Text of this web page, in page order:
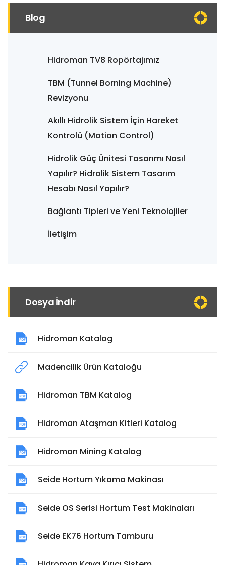
Blog
Hidroman TV8 Ropörtajımız
TBM (Tunnel Borning Machine)
Revizyonu
Akıllı Hidrolik Sistem İçin Hareket
Kontrolü (Motion Control)
Hidrolik Güç Ünitesi Tasarımı Nasıl
Yapılır? Hidrolik Sistem Tasarım
Hesabı Nasıl Yapılır?
Bağlantı Tipleri ve Yeni Teknolojiler
İletişim
Dosya İndir
Hidroman Katalog
Madencilik Ürün Kataloğu
Hidroman TBM Katalog
Hidroman Ataşman Kitleri Katalog
Hidroman Mining Katalog
Seide Hortum Yıkama Makinası
Seide OS Serisi Hortum Test Makinaları
Seide EK76 Hortum Tamburu